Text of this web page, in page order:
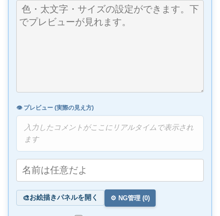
👁️ プレビュー (実際の見え方)
入力したコメントがここにリアルタイムで表示され
ます
🎨お絵描きパネルを開く ⚙️ NG管理 (0)